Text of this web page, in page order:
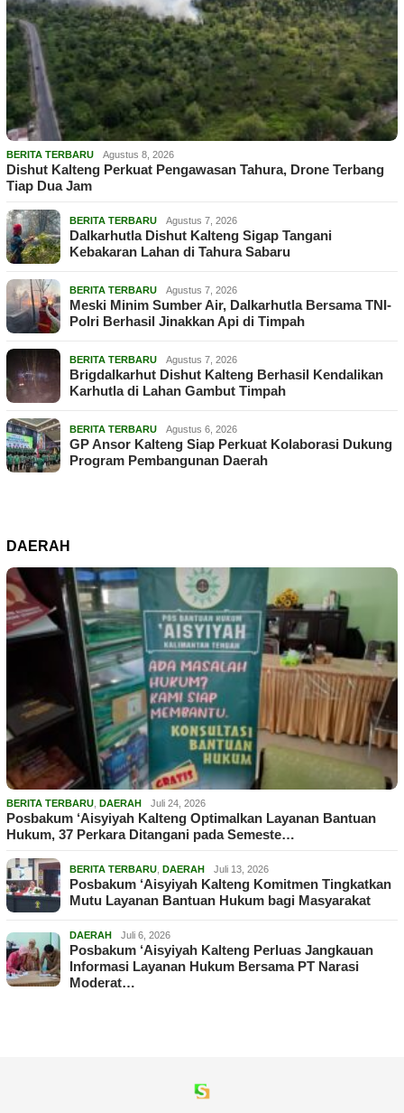
BERITA TERBARU Agustus 8, 2026
Dishut Kalteng Perkuat Pengawasan Tahura, Drone Terbang
Tiap Dua Jam
BERITA TERBARU Agustus 7, 2026
Dalkarhutla Dishut Kalteng Sigap Tangani
Kebakaran Lahan di Tahura Sabaru
BERITA TERBARU Agustus 7, 2026
Meski Minim Sumber Air, Dalkarhutla Bersama TNI-
Polri Berhasil Jinakkan Api di Timpah
BERITA TERBARU Agustus 7, 2026
Brigdalkarhut Dishut Kalteng Berhasil Kendalikan
Karhutla di Lahan Gambut Timpah
BERITA TERBARU Agustus 6, 2026
GP Ansor Kalteng Siap Perkuat Kolaborasi Dukung
Program Pembangunan Daerah
DAERAH
BERITA TERBARU DAERAH Juli 24, 2026
Posbakum ‘Aisyiyah Kalteng Optimalkan Layanan Bantuan
Hukum, 37 Perkara Ditangani pada Semeste…
BERITA TERBARU DAERAH Juli 13, 2026
Posbakum ‘Aisyiyah Kalteng Komitmen Tingkatkan
Mutu Layanan Bantuan Hukum bagi Masyarakat
DAERAH Juli 6, 2026
Posbakum ‘Aisyiyah Kalteng Perluas Jangkauan
Informasi Layanan Hukum Bersama PT Narasi
Moderat…